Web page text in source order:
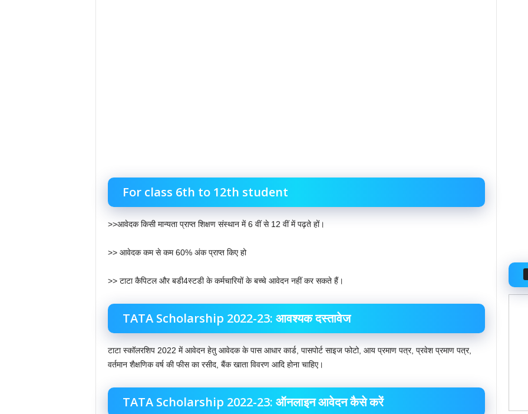
For class 6th to 12th student
>>आवेदक किसी मान्यता प्राप्त शिक्षण संस्थान में 6 वीं से 12 वीं में पढ़ते हों।
>> आवेदक कम से कम 60% अंक प्राप्त किए हो
>> टाटा कैपिटल और बडी4स्टडी के कर्मचारियों के बच्चे आवेदन नहीं कर सकते हैं।
TATA Scholarship 2022-23: आवश्यक दस्तावेज
टाटा स्कॉलरशिप 2022 में आवेदन हेतु आवेदक के पास आधार कार्ड, पासपोर्ट साइज फोटो, आय प्रमाण पत्र, प्रवेश प्रमाण पत्र,
वर्तमान शैक्षणिक वर्ष की फीस का रसीद, बैंक खाता विवरण आदि होना चाहिए।
TATA Scholarship 2022-23: ऑनलाइन आवेदन कैसे करें